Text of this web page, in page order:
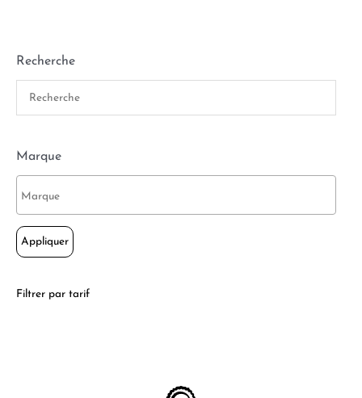
Recherche
Marque
Appliquer
Filtrer par tarif